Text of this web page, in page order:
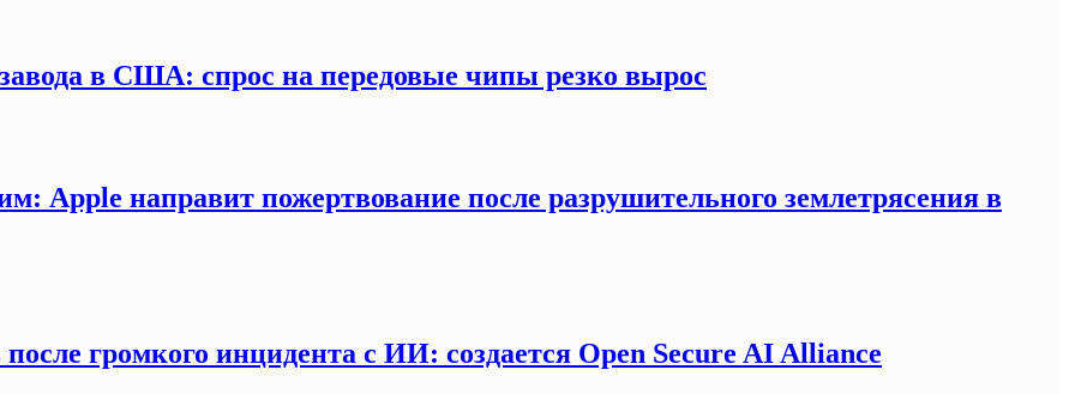
завода в США: спрос на передовые чипы резко вырос
Apple направит пожертвование после разрушительного землетрясения в
громкого инцидента с ИИ: создается Open Secure AI Alliance